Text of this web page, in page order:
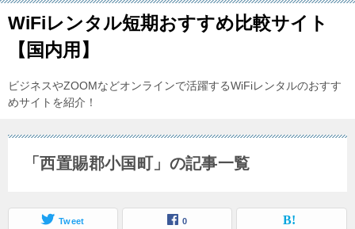
WiFiレンタル短期おすすめ比較サイト
【国内用】
ビジネスやZOOMなどオンラインで活躍するWiFiレンタルのおすす
めサイトを紹介！
「西置賜郡小国町」の記事一覧
Tweet 0